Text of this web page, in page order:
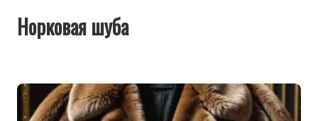
Норковая шуба